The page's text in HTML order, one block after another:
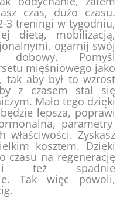
czas, dużo czasu.
3 treningi w tygodniu,
dietą, mobilizacją,
ogarnij swój
Pomyśl
mięśniowego jako
tak aby był to wzrost
z czasem stał się
Mało tego dzięki
lepsza, poprawi
parametry
Zyskasz
kosztem. Dzięki
czasu na regenerację
też spadnie
Tak więc powoli,